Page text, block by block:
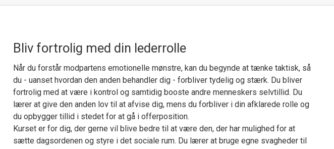
Bliv fortrolig med din lederrolle
Når du forstår modpartens emotionelle mønstre, kan du begynde at tænke taktisk, så
du - uanset hvordan den anden behandler dig - forbliver tydelig og stærk. Du bliver
fortrolig med at være i kontrol og samtidig booste andre menneskers selvtillid. Du
lærer at give den anden lov til at afvise dig, mens du forbliver i din afklarede rolle og
du opbygger tillid i stedet for at gå i offerposition.
Kurset er for dig, der gerne vil blive bedre til at være den, der har mulighed for at
sætte dagsordenen og styre i det sociale rum. Du lærer at bruge egne svagheder til